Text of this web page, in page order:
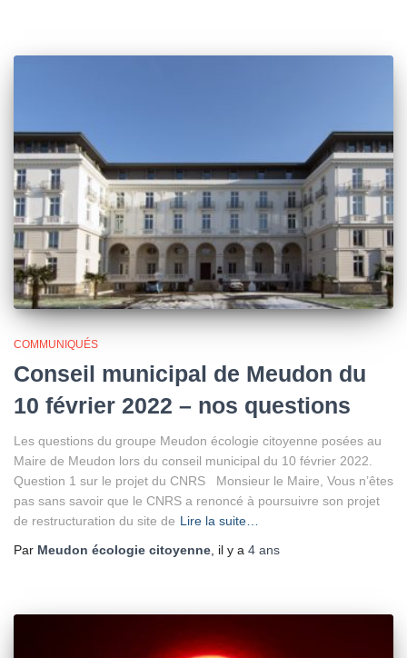
COMMUNIQUÉS
Conseil municipal de Meudon du
10 février 2022 – nos questions
Les questions du groupe Meudon écologie citoyenne posées au
Maire de Meudon lors du conseil municipal du 10 février 2022.
Question 1 sur le projet du CNRS Monsieur le Maire, Vous n’êtes
pas sans savoir que le CNRS a renoncé à poursuivre son projet
de restructuration du site de Lire la suite…
Par Meudon écologie citoyenne , il y a 4 ans